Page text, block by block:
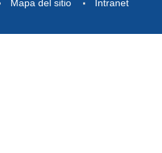
Mapa del sitio Intranet